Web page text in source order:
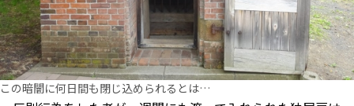
この暗闇に何日間も閉じ込められるとは…